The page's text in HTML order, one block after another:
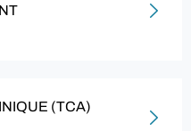
(TCA)